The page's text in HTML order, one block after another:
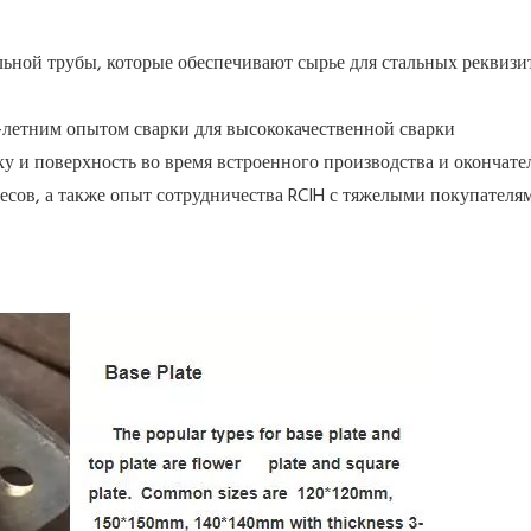
трубы, которые обеспечивают сырье для стальных
опытом сварки для высококачественной сварки
поверхность во время встроенного производства и
а также опыт сотрудничества RCIH с тяжелыми